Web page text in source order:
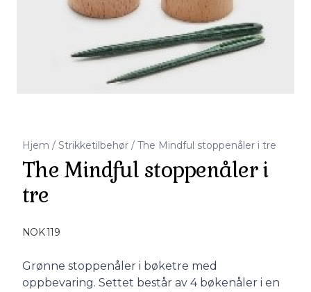
Hjem / Strikketilbehør / The Mindful stoppenåler i tre
The Mindful stoppenåler i
tre
NOK 119
Description
Grønne stoppenåler i bøketre med
oppbevaring. Settet består av 4 bøkenåler i en